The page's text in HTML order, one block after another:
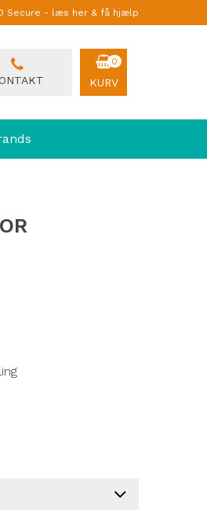
Secure - læs her & få hjælp
0
KURV